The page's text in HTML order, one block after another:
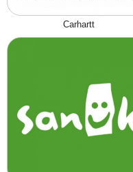
Carhartt